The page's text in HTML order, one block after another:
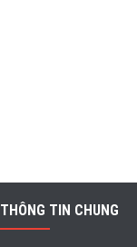
THÔNG TIN CHUNG